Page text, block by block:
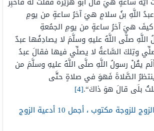
اللَّهِ بنُ سلامٍ هيَآخرُساعةٍ من يومِ
كيفَ هيَآخرُساعةٍ من يومِ الجمُعةِ
اللَّهِ صلَّى اللَّهُ عليهِ وسلَّمَ لا يصادِفُها عبدٌ
وتِلكَ السَّاعةُ لا يصلِّي فيها فقالَ عبدُ
يقُلْ رسولُ اللَّهِ صلَّى اللَّهُ عليهِ وسلَّمَ من
الصَّلاةَ فَهوَ في صلاةٍ حتَّى
بلَى قالَ هوَ ذاكَ“.
[4]
دعاء الزوج للزوجة مكتوب ، أجمل 10 أدعية الزوج